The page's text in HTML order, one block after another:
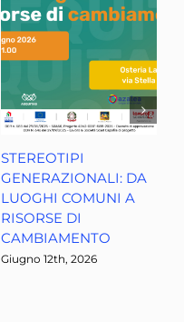
STEREOTIPI
GENERAZIONALI: DA
LUOGHI COMUNI A
RISORSE DI
CAMBIAMENTO
Giugno 12th, 2026